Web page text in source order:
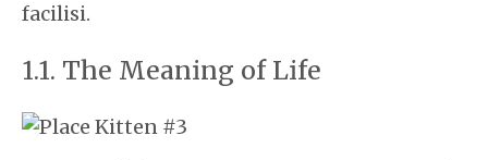
facilisi.
The Meaning of Life